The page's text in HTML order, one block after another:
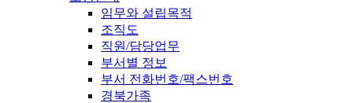
임무와 설립목적
조직도
직원/담당업무
부서별 정보
부서 전화번호/팩스번호
경북가족